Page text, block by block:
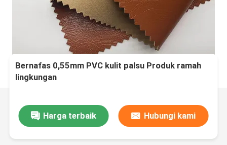
Bernafas 0,55mm PVC kulit palsu Produk ramah
lingkungan
Harga terbaik Hubungi kami